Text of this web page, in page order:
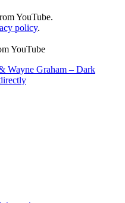
YouTube.
policy.
YouTube
Wayne Graham – Dark